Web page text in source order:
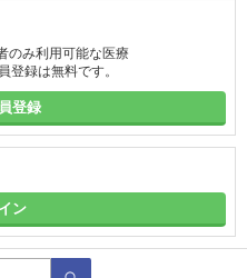
のみ利用可能な医療
登録は無料です。
登録
ン